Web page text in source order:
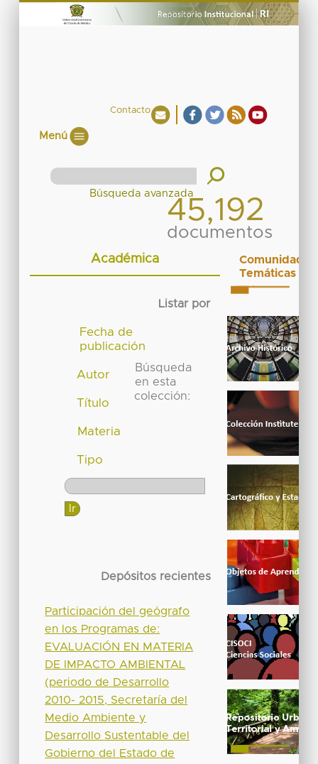
Contacto
Menú
45,192
documentos
Académica
Listar por
Fecha de
publicación
Autor
Título
Materia
Tipo
Búsqueda
en esta
colección:
Depósitos recientes
Participación del geógrafo
en los Programas de:
EVALUACIÓN EN MATERIA
DE IMPACTO AMBIENTAL
(periodo de Desarrollo
2010- 2015, Secretaría del
Medio Ambiente y
Desarrollo Sustentable del
Gobierno del Estado de
Comunidades
Temáticas